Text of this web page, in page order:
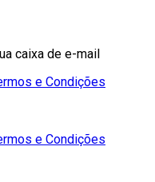
caixa de e-mail
e Condições
e Condições